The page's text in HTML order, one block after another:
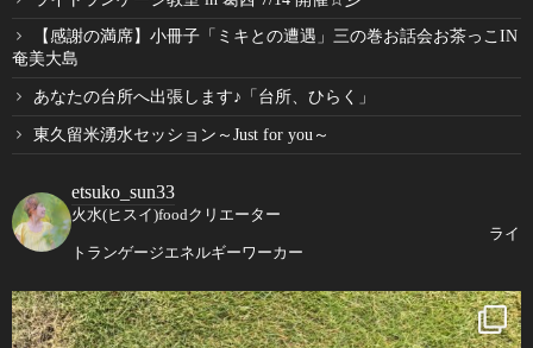
【感謝の満席】小冊子「ミキとの遭遇」三の巻お話会お茶っこIN
奄美大島
あなたの台所へ出張します♪「台所、ひらく」
東久留米湧水セッション～Just for you～
etsuko_sun33
火水(ヒスイ)foodクリエーター
ライ
トランゲージエネルギーワーカー